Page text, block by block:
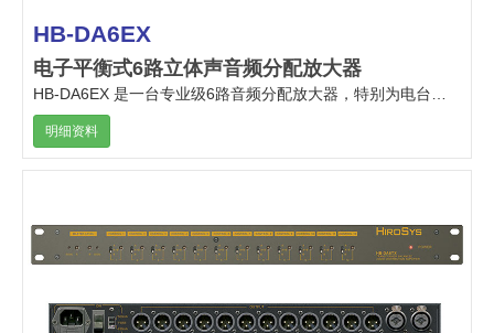
HB-DA6EX
电子平衡式6路立体声音频分配放大器
HB-DA6EX 是一台专业级6路音频分配放大器，特别为电台及电视台演播室及专业录音棚设计。
明细资料